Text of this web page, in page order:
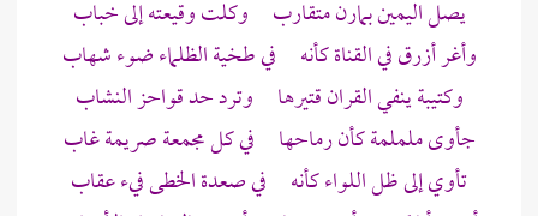
يصل اليمين بمارن متقارب وكلت وقيعته إلى خباب
وأغر أزرق في القناة كأنه في طخية الظلماء ضوء شهاب
وكتيبة ينفي القران قتيرها وترد حد قواحز النشاب
جأوى ململمة كأن رماحها في كل مجمعة صريمة غاب
تأوي إلى ظل اللواء كأنه في صعدة الخطى فيء عقاب